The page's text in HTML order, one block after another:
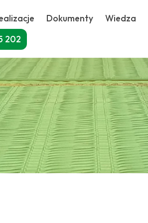
Dokumenty Wiedza
202